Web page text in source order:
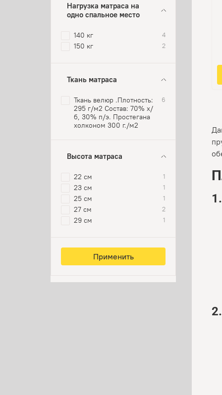
Нагрузка матраса на
одно спальное место
140 кг 4
150 кг 2
Ткань матраса
Ткань велюр .Плотность:
295 г/м2 Состав: 70% х/
б, 30% п/э. Простегана
холконом 300 г./м2
6
Высота матраса
22 см 1
23 см 1
25 см 1
27 см 2
29 см 1
Применить